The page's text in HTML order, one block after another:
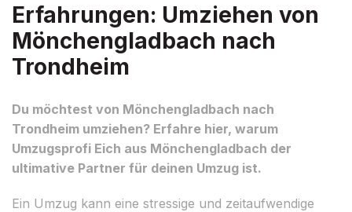
Erfahrungen: Umziehen von
Mönchengladbach nach
Trondheim
Du möchtest von Mönchengladbach nach
Trondheim umziehen? Erfahre hier, warum
Umzugsprofi Eich aus Mönchengladbach der
ultimative Partner für deinen Umzug ist.
Ein Umzug kann eine stressige und zeitaufwendige